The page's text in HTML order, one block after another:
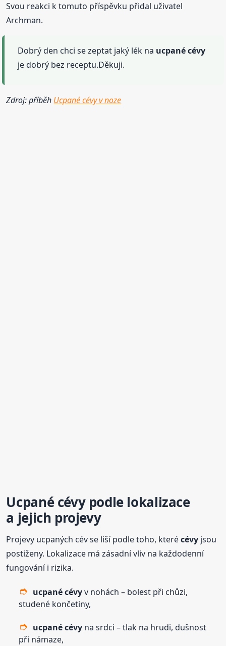
Svou reakci k tomuto příspěvku přidal uživatel
Archman.
Dobrý den chci se zeptat jaký lék na ucpané cévy
je dobrý bez receptu.Děkuji.
Zdroj: příběh Ucpané cévy v noze
Ucpané cévypodle lokalizace
a jejich projevy
Projevy ucpaných cév se liší podle toho, kterécévy jsou
postiženy. Lokalizace má zásadní vliv na každodenní
fungování i rizika.
ucpané cévyv nohách – bolest při chůzi,
studené končetiny,
ucpané cévy na srdci – tlak na hrudi, dušnost
při námaze,